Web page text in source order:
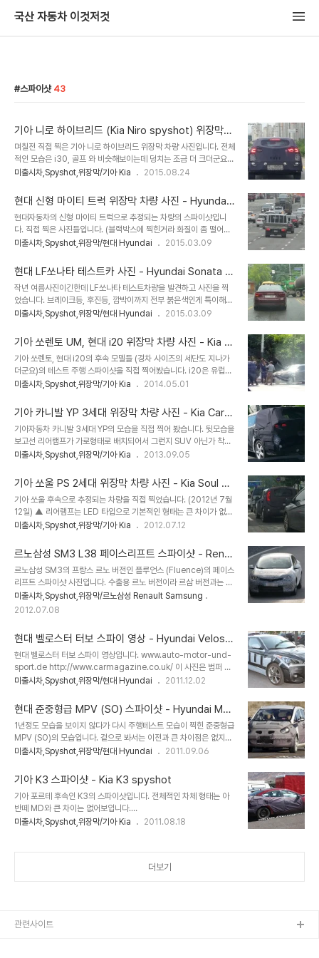
국산 자동차 이것저것
스파이샷 43
기아 니로 하이브리드 (Kia Niro spyshot) 위장막
차량 사진
며칠전 직접 찍은 기아 니로 하이브리드 위장막 차량 사진입니다. 전체
적인 모습은 i30, 골프 와 비슷해보이는데 덩치는 조금 더 크더군요.
기아자동차의 하이브리드 전용차량이 될 가능성이 높다고 하네요. 이
미출시차,Spyshot,위장막/기아 Kia 2015.08.24
현대 신형 마이티 트럭 위장막 차량 사진 - Hyundai
Mighty truck spyshot
현대자동차의 신형 마이티 트럭으로 추정되는 차량의 스파이샷입니
다. 직접 찍은 사진들입니다. (블랙박스에 찍힌거라 화질이 좀 떨어지
네요) 앞쪽은 위장막 때문에 별로 볼건 없지만 현재 마이티보다 좀 더
요. 사골중에 사골 마이티 트럭이 위장막을 쳐놓은걸보면 외형은 변화
가 좀 있을것같아 기대가 됩니다. 다른장소에서 찍은 마이티 위장막차
량의 뒷모습입니다. 후미등은 리베로 트럭에서 많이 보던 넓적한 후미
등을 그대로 쓰는것 같네요. 잘 안보이지만 후미등 아래쪽에 검은색 범
퍼? 가 달린게 보입니다. 2년전년쯤 현대 마이티의 원조인 미쓰비시
자동차 연구소에서 신형 마이티 개발하는데 참고할려고..
미출시차,Spyshot,위장막/현대 Hyundai 2015.03.09
현대 LF쏘나타 테스트카 사진 - Hyundai Sonata 2
015 Test car spyshot
작년 여름사진이긴한데 LF쏘나타 테스트차량을 발견하고 사진을 찍
었습니다. 브레이크등, 후진등, 깜박이까지 전부 붉은색인게 특이해서
눈에 띄더군요. 아반떼MD 테스트카도 저런식의 후미등을 달고 다니
후미등은 영 못생겼는데 차라리 저렇게 해놓으니 더 보기 좋더군요.
미출시차,Spyshot,위장막/현대 Hyundai 2015.03.09
기아 쏘렌토 UM, 현대 i20 위장막 차량 사진 - Kia S
orento UM & Hyundai i20 2015 spyshot
기아 쏘렌토, 현대 i20의 후속 모델들 (경차 사이즈의 세단도 지나가
더군요)의 테스트 주행 스파이샷을 직접 찍어봤습니다. i20은 유럽전
용이라 국내 시장과는 상관이 없을것 같고 쏘렌토 후속은 2014년 하
이 다니더군여. ▼ 뉘르부르크링에서 테스트하는 쏘렌토 후속 UM과
i20 의 스파이 영상입니다.
미출시차,Spyshot,위장막/기아 Kia 2014.05.01
기아 카니발 YP 3세대 위장막 차량 사진 - Kia Carni
val (Sedona) YP 2014 spyshot
기아자동차 카니발 3세대 YP의 모습을 직접 찍어 봤습니다. 뒷모습을
보고선 리어램프가 가로형태로 배치되어서 그런지 SUV 아닌가 착각
도 들었는데 전체적인 모습은 평범한 미니밴의 범주에서 벗어나진 않
은 덜 나네요. 뉴스를 검색해보니 2014년 초에 출시된다고 하네요.
▼ 아래 2 사진은 퍼온 사진으로 유럽에서 테스트중인 모습인데 카렌
스처럼 무난 평범 스타일로 가는것 같습니다.
미출시차,Spyshot,위장막/기아 Kia 2013.09.05
기아 쏘울 PS 2세대 위장막 차량 사진 - Kia Soul PS
spyshot
기아 쏘울 후속으로 추정되는 차량을 직접 찍었습니다. (2012년 7월
12일) ▲ 리어램프는 LED 타입으로 기본적인 형태는 큰 차이가 없어
보였습니다. ▲ 차이점은 사이드미러가 둥그스름한 형태로 바뀌고 뒷
모닝 스포츠 범퍼와 비슷한 형태가 아닐지.. ▲ 착시 현상일수도 있는
데 앞 펜더 부분의 굴곡이 좀 부드러워진것 같고, 트랙스터나 쏘렌토R
처럼 본넷이 열리는 모양도 달라진것 같네요. 전체적으로 둥글둥글하
고 풍만해진 느낌?
미출시차,Spyshot,위장막/기아 Kia 2012.07.12
르노삼성 SM3 L38 페이스리프트 스파이샷 - Rena
ult Fluence 2013 spyshot
르노삼성 SM3의 프랑스 르노 버전인 플루언스 (Fluence)의 페이스
리프트 스파이샷 사진입니다. 수출용 르노 버전이라 르삼 버전과는 차
이가 좀 있을거라고 봅니다만 앞 모습의 범퍼와 그릴의 형태를 보면 최
근 출시되는 르노 디자인 흐름을 따르고 있는게 보입니다. 뒷모습은 요
니다. http://www.themotorreport.com.au/54519/2013-
renault-fluence-update-spied-testing
http://carscoop.blogspot.com/2012/06/u-spy-2013-
renault-fluence-facelift-and.html ▲ 범..
미출시차,Spyshot,위장막/르노삼성 Renault Samsung
2012.07.08
현대 벨로스터 터보 스파이 영상 - Hyundai Velost
er Turbo spy
현대 벨로스터 터보 스파이 영상입니다. www.auto-motor-und-
sport.de http://www.carmagazine.co.uk/ 이 사진은 범퍼 아
랫 부분이 그대로 드러나 있네요.
미출시차,Spyshot,위장막/현대 Hyundai 2011.12.02
현대 준중형급 MPV (SO) 스파이샷 - Hyundai MP
V (SO) spyshot 4
1년정도 모습을 보이지 않다가 다시 주행테스트 모습이 찍힌 준중형급
MPV (SO)의 모습입니다. 겉으로 봐서는 이전과 큰 차이점은 없지만
컨셉트카 HED-5에 달렸던 휠과 비슷한게 달렸네요. 현대차 준중형
현대차 준중형급 MPV (SO) 스파이샷 1
http://www.auto.cz/spy-photos-hyundai-hed-5-61168
http://www.autowereld.com/spyshots/detail.asp?
artikel=12060&artikelen=Wordt 사진을보면 운전자의 시트 위
치도 기존 MPV보다 높은것 같고 전방 시야도 넓을것 같습니다. 만약
미출시차,Spyshot,위장막/현대 Hyundai 2011.09.06
기아 K3 스파이샷 - Kia K3 spyshot
기아 포르테 후속인 K3의 스파이샷입니다. 전체적인 차체 형태는 아
반떼 MD와 큰 차이는 없어보입니다.
http://blogs.insideline.com/straightline/2011/08/spy-
미출시차,Spyshot,위장막/기아 Kia 2011.08.18
더보기
관련사이트